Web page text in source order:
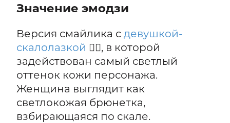
Значение эмодзи
Версия смайлика с девушкой-
скалолазкой 🧗‍♀️, в которой
задействован самый светлый
оттенок кожи персонажа.
Женщина выглядит как
светлокожая брюнетка,
взбирающаяся по скале.